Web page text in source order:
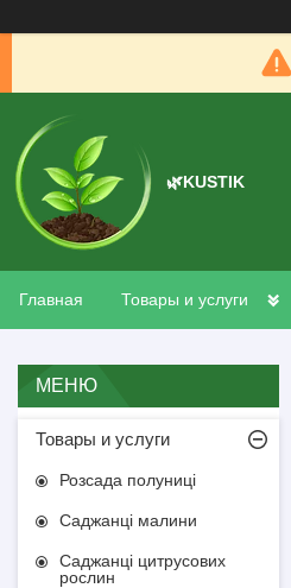
🌿KUSTIK
Главная Товары и услуги
Товары и услуги
Розсада полуниці
Саджанці малини
Саджанці цитрусових
рослин